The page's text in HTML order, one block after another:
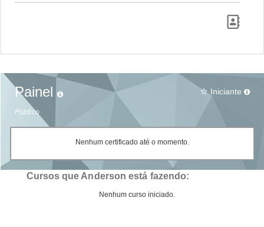
Painel
Público
star_border Iniciante
Nenhum certificado até o momento.
Cursos que Anderson está fazendo:
Nenhum curso iniciado.